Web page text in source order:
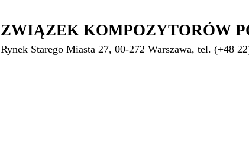
ZWIĄZEK KOMPOZYTORÓW
Rynek Starego Miasta 27, 00-272 Warszawa, tel. (+48